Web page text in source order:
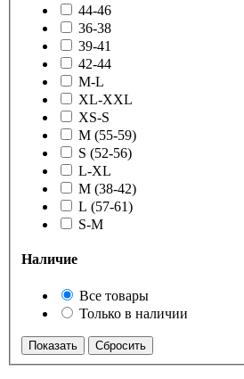
44-46
36-38
39-41
42-44
M-L
XL-XXL
XS-S
M (55-59)
S (52-56)
L-XL
M (38-42)
L (57-61)
S-M
Наличие
Все товары
Только в наличии